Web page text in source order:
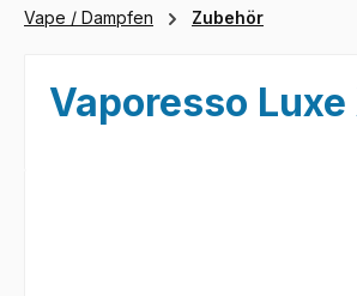
Vape / Dampfen Zubehör
Vaporesso